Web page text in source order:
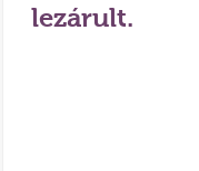
lezárult.